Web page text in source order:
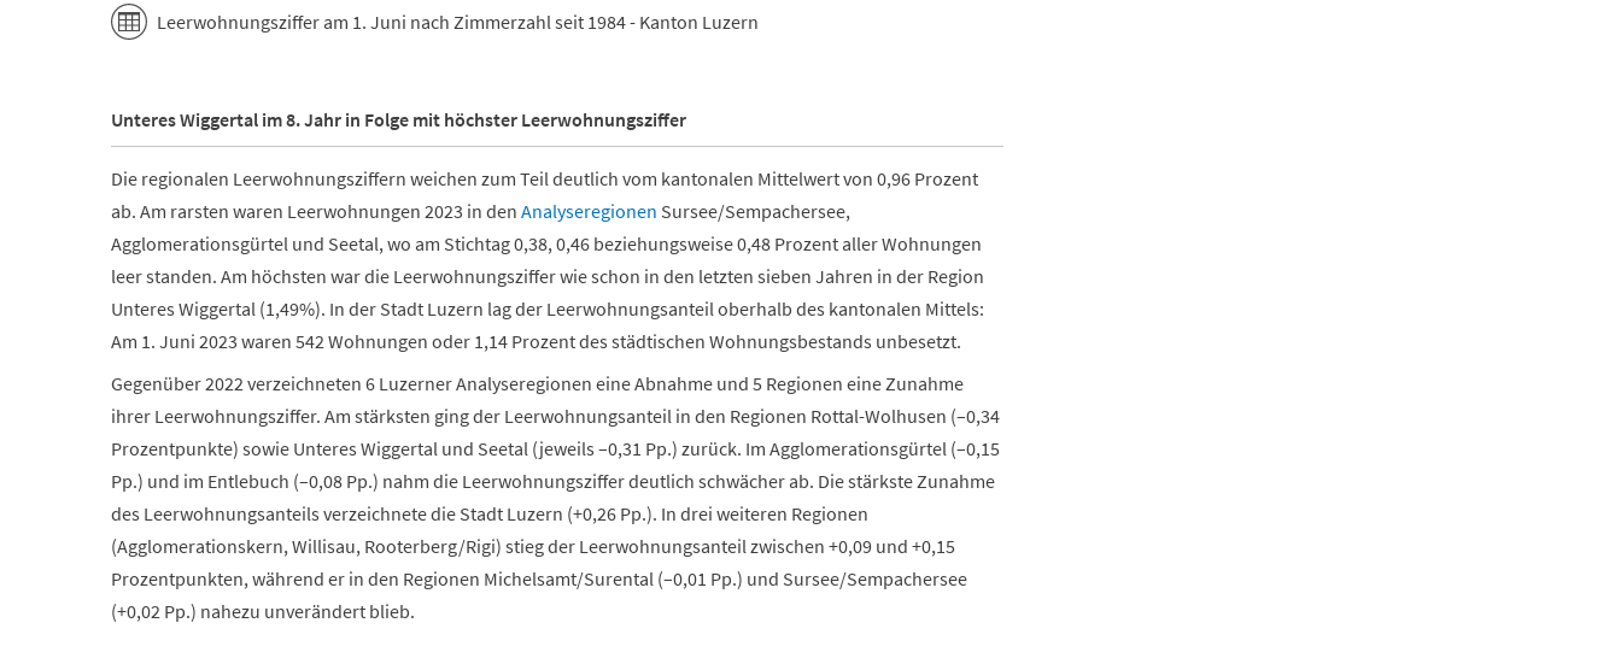
Leerwohnungsziffer am 1. Juni nach Zimmerzahl seit 1984 - Kanton Luzern
Unteres Wiggertal im 8. Jahr in Folge mit höchster Leerwohnungsziffer
Die regionalen Leerwohnungsziffern weichen zum Teil deutlich vom kantonalen Mittelwert von 0,96 Prozent
ab. Am rarsten waren Leerwohnungen 2023 in den Analyseregionen Sursee/Sempachersee,
Agglomerationsgürtel und Seetal, wo am Stichtag 0,38, 0,46 beziehungsweise 0,48 Prozent aller Wohnungen
leer standen. Am höchsten war die Leerwohnungsziffer wie schon in den letzten sieben Jahren in der Region
Unteres Wiggertal (1,49%). In der Stadt Luzern lag der Leerwohnungsanteil oberhalb des kantonalen Mittels:
Am 1. Juni 2023 waren 542 Wohnungen oder 1,14 Prozent des städtischen Wohnungsbestands unbesetzt.
Gegenüber 2022 verzeichneten 6 Luzerner Analyseregionen eine Abnahme und 5 Regionen eine Zunahme
ihrer Leerwohnungsziffer. Am stärksten ging der Leerwohnungsanteil in den Regionen Rottal-Wolhusen (–0,34
Prozentpunkte) sowie Unteres Wiggertal und Seetal (jeweils –0,31 Pp.) zurück. Im Agglomerationsgürtel (–0,15
Pp.) und im Entlebuch (–0,08 Pp.) nahm die Leerwohnungsziffer deutlich schwächer ab. Die stärkste Zunahme
des Leerwohnungsanteils verzeichnete die Stadt Luzern (+0,26 Pp.). In drei weiteren Regionen
(Agglomerationskern, Willisau, Rooterberg/Rigi) stieg der Leerwohnungsanteil zwischen +0,09 und +0,15
Prozentpunkten, während er in den Regionen Michelsamt/Surental (–0,01 Pp.) und Sursee/Sempachersee
(+0,02 Pp.) nahezu unverändert blieb.